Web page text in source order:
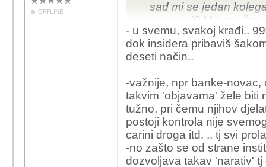
OFFLINE
sad mi se jedan
samo s IBANom -
bankama...
- u svemu, svakoj krađi..
dok insidera pribaviš
deseti način..
-važnije, npr banke-
takvim 'objavama' žele biti
tužno, pri čemu njihov
postoji kontrola nije
carini droga itd. .. tj svi
-no zašto se od strane
dozvoljava takav 'narativ'